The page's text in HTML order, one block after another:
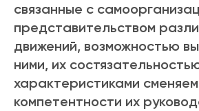
связанные с
представительством
движений, возможностью
ними, их
характеристиками
компетентности их